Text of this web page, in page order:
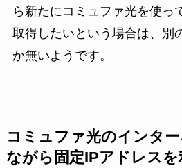
ら新たにコミュファ光を使っ
取得したいという場合は、別
か無いようです。
コミュファ光のインタ
ながら固定IPアドレスを